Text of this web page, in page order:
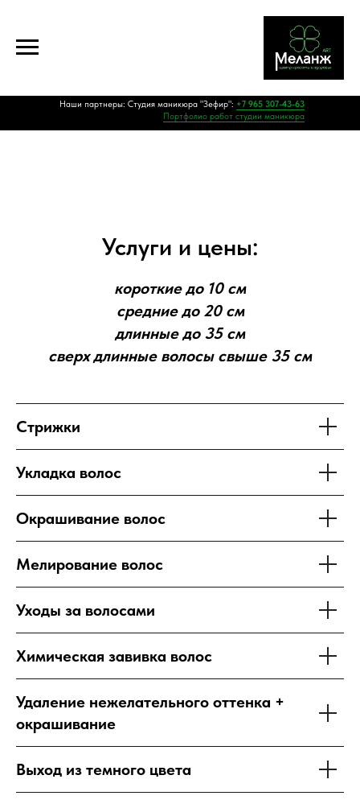
Наши партнеры: Студия маникюра "Зефир": +7 965 307-43-63
Портфолио работ студии маникюра
Услуги и цены:
короткие до 10 см
средние до 20 см
длинные до 35 см
сверх длинные волосы свыше 35 см
Стрижки
Укладка волос
Окрашивание волос
Мелирование волос
Уходы за волосами
Химическая завивка волос
Удаление нежелательного оттенка +
окрашивание
Выход из темного цвета